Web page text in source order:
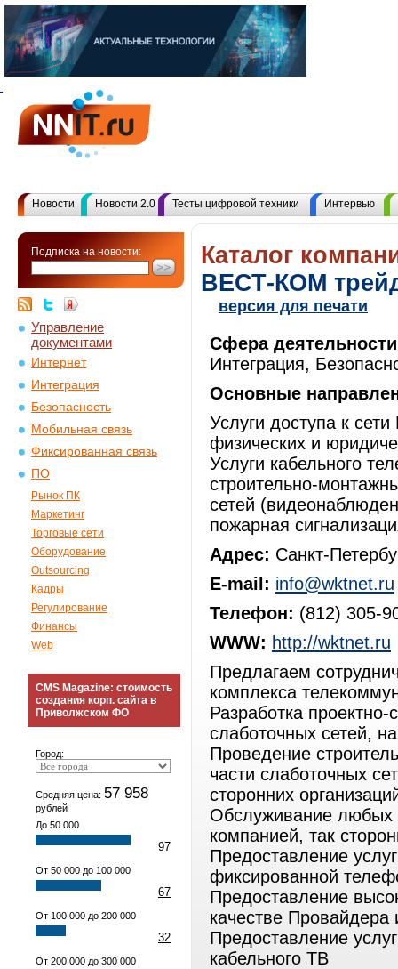
Новости Новости 2.0 Тесты цифровой техники Интервью
Подписка на новости:
Управление
документами
Интернет
Интеграция
Безопасность
Мобильная связь
Фиксированная связь
ПО
Рынок ПК
Маркетинг
Торговые сети
Оборудование
Outsourcing
Кадры
Регулирование
Финансы
Web
CMS Magazine: стоимость
создания корп. сайта в
Приволжском ФО
Город:
Средняя цена: 57 958
рублей
До 50 000
97
От 50 000 до 100 000
67
От 100 000 до 200 000
32
От 200 000 до 300 000
Каталог
ВЕСТ-КОМ
версия для печати
Сфера
Интеграция,
Основные
Услуги доступа к
физических и
Услуги кабельного
строительно-
сетей
пожарная
Адрес: Санкт-
E-mail: info@wktnet.ru
Телефон: (812) 305-
WWW: http://wktnet.ru
Предлагаем
комплекса
Разработка
слаботочных сетей,
Проведение
части слаботочных
сторонних
Обслуживание любых
компанией, так
Предоставление
фиксированной
Предоставление
качестве Провайдера
Предоставление
кабельного ТВ